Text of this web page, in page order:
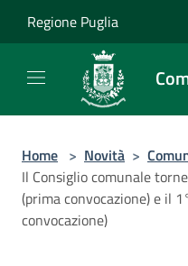
Regione Puglia
Home > Novità >
Il Consiglio comunale
(prima convocazione) e il
convocazione)